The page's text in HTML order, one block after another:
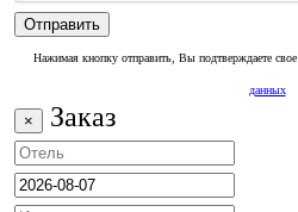
Нажимая кнопку отправить, Вы подтверждаете свое
данных
× Заказ